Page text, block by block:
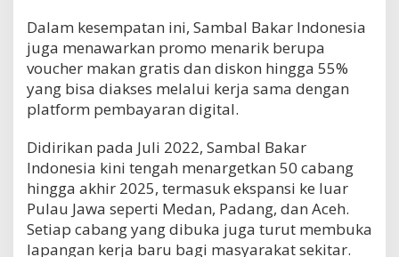
Dalam kesempatan ini, Sambal Bakar Indonesia
juga menawarkan promo menarik berupa
voucher makan gratis dan diskon hingga 55%
yang bisa diakses melalui kerja sama dengan
platform pembayaran digital.
Didirikan pada Juli 2022, Sambal Bakar
Indonesia kini tengah menargetkan 50 cabang
hingga akhir 2025, termasuk ekspansi ke luar
Pulau Jawa seperti Medan, Padang, dan Aceh.
Setiap cabang yang dibuka juga turut membuka
lapangan kerja baru bagi masyarakat sekitar.